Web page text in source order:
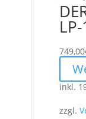
749,00
inkl.
zzgl.